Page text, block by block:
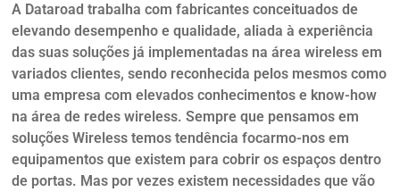
A Dataroad trabalha com fabricantes conceituados de
elevando desempenho e qualidade, aliada à experiência
das suas soluções já implementadas na área wireless em
variados clientes, sendo reconhecida pelos mesmos como
uma empresa com elevados conhecimentos e know-how
na área de redes wireless. Sempre que pensamos em
soluções Wireless temos tendência focarmo-nos em
equipamentos que existem para cobrir os espaços dentro
de portas. Mas por vezes existem necessidades que vão